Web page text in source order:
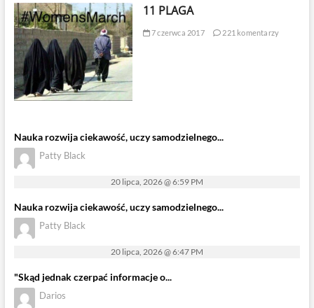
11 PLAGA
7 czerwca 2017 221 komentarzy
Nauka rozwija ciekawość, uczy samodzielnego...
Patty Black
20 lipca, 2026 @ 6:59 PM
Nauka rozwija ciekawość, uczy samodzielnego...
Patty Black
20 lipca, 2026 @ 6:47 PM
"Skąd jednak czerpać informacje o...
Darios